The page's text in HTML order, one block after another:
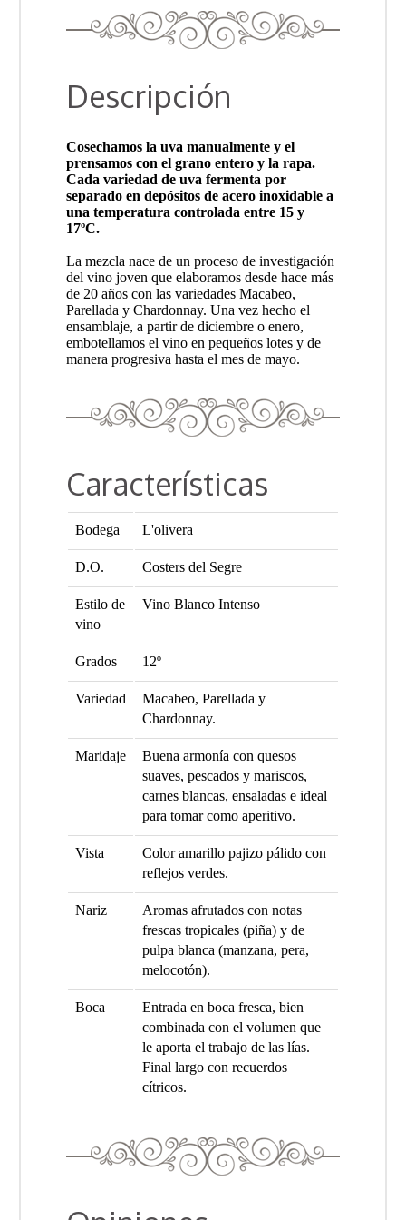
Descripción
Cosechamos la uva manualmente y el
prensamos con el grano entero y la rapa.
Cada variedad de uva fermenta por
separado en depósitos de acero inoxidable a
una temperatura controlada entre 15 y
17ºC.
La mezcla nace de un proceso de investigación
del vino joven que elaboramos desde hace más
de 20 años con las variedades Macabeo,
Parellada y Chardonnay. Una vez hecho el
ensamblaje, a partir de diciembre o enero,
embotellamos el vino en pequeños lotes y de
manera progresiva hasta el mes de mayo.
Características
Bodega L'olivera
D.O. Costers del Segre
Estilo de
vino
Vino Blanco Intenso
Grados 12º
Variedad
Macabeo, Parellada y
Chardonnay.
Maridaje
Buena armonía con quesos
suaves, pescados y mariscos,
carnes blancas, ensaladas e ideal
para tomar como aperitivo.
Vista
Color amarillo pajizo pálido con
reflejos verdes.
Nariz
Aromas afrutados con notas
frescas tropicales (piña) y de
pulpa blanca (manzana, pera,
melocotón).
Boca
Entrada en boca fresca, bien
combinada con el volumen que
le aporta el trabajo de las lías.
Final largo con recuerdos
cítricos.